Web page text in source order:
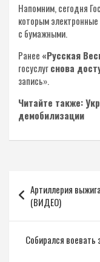
Напомним, сегодня
которым
с бумажными.
Ранее «Русская
госуслугснова
запись».
Читайте также:
демобилизации
по
записям
Артиллерия
(ВИДЕО)
Собирался воевать